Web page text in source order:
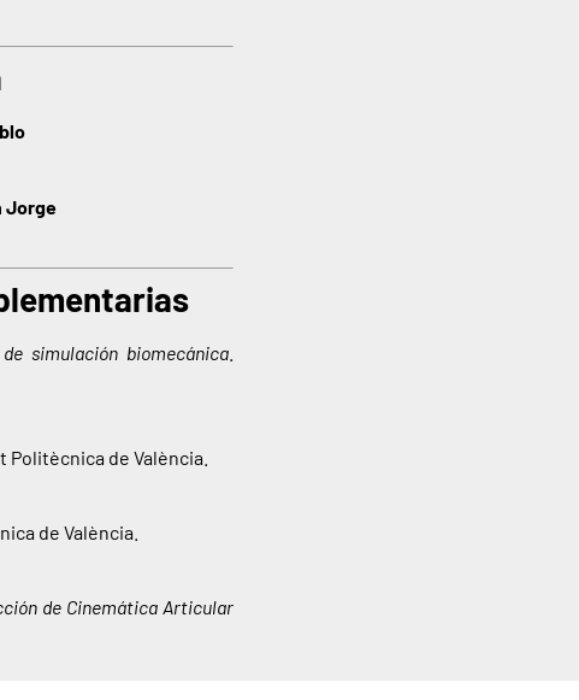
Jorge
simulación biomecánica.
Politècnica de València.
de València.
de Cinemática Articular